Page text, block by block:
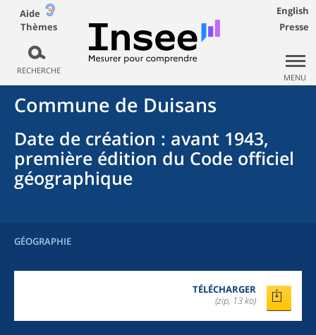
Aide
Thèmes
RECHERCHE
English
Presse
MENU
Commune de Duisans
Date de création : avant 1943,
première édition du Code officiel
géographique
GÉOGRAPHIE
TÉLÉCHARGER
(zip, 13 ko)